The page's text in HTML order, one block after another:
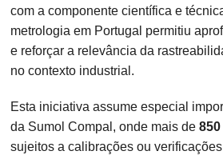
com a componente científica e
metrologia em Portugal permitiu
e reforçar a relevância da
no contexto industrial.
Esta iniciativa assume especial
da Sumol Compal, onde mais de
sujeitos a calibrações ou